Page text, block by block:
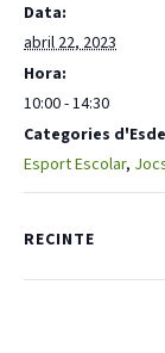
Data:
abril 22, 2023
Hora:
10:00 - 14:30
Categories
Esport Escolar,
RECINTE
ACTUALITAT
Butlletins
Diari de la